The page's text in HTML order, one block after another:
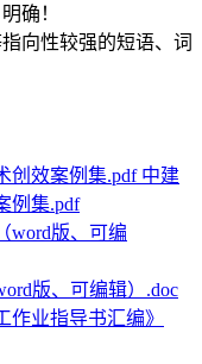
确！
向性较强的短语、词
中建
例集.pdf
版、可编辑）.doc